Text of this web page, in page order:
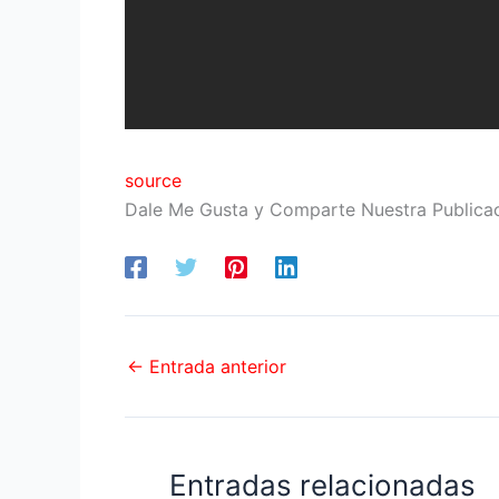
source
Dale Me Gusta y Comparte Nuestra
← Entrada anterior
Entradas relacionadas